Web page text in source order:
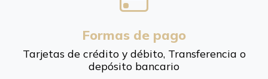
Formas de pago
Tarjetas de crédito y débito, Transferencia o
depósito bancario